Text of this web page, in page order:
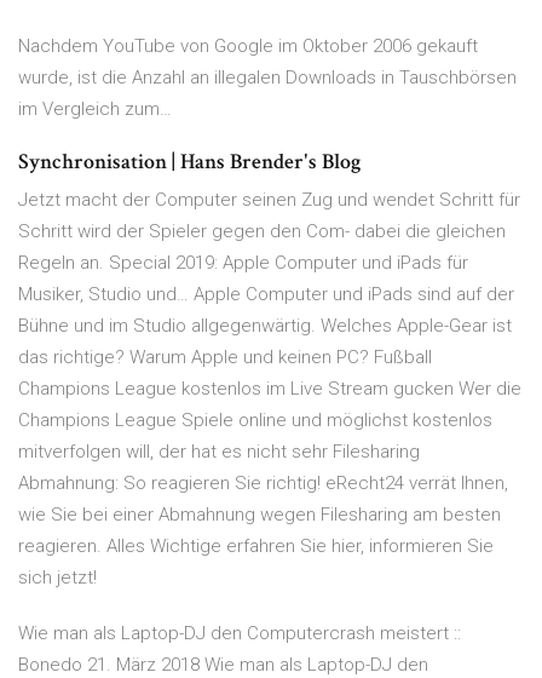
Nachdem YouTube von Google im Oktober 2006 gekauft
wurde, ist die Anzahl an illegalen Downloads in Tauschbörsen
im Vergleich zum…
Synchronisation | Hans Brender's Blog
Jetzt macht der Computer seinen Zug und wendet Schritt für
Schritt wird der Spieler gegen den Com- dabei die gleichen
Regeln an. Special 2019: Apple Computer und iPads für
Musiker, Studio und… Apple Computer und iPads sind auf der
Bühne und im Studio allgegenwärtig. Welches Apple-Gear ist
das richtige? Warum Apple und keinen PC? Fußball
Champions League kostenlos im Live Stream gucken Wer die
Champions League Spiele online und möglichst kostenlos
mitverfolgen will, der hat es nicht sehr Filesharing
Abmahnung: So reagieren Sie richtig! eRecht24 verrät Ihnen,
wie Sie bei einer Abmahnung wegen Filesharing am besten
reagieren. Alles Wichtige erfahren Sie hier, informieren Sie
sich jetzt!
Wie man als Laptop-DJ den Computercrash meistert ::
Bonedo 21. März 2018 Wie man als Laptop-DJ den